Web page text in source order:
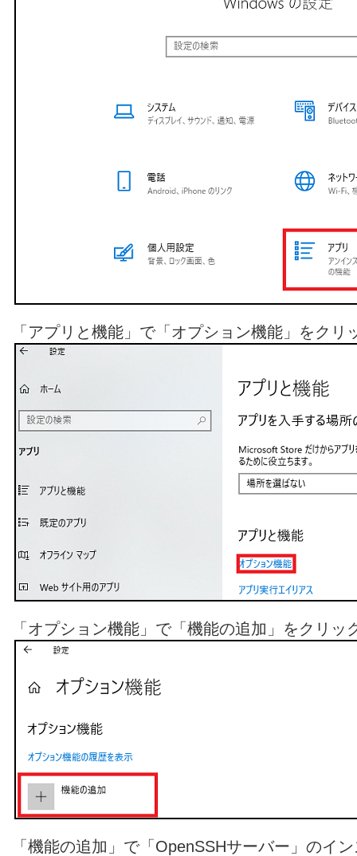
「アプリと機能」で「オプション機能」をクリ
「オプション機能」で「機能の追加」をクリッ
「機能の追加」で「OpenSSHサーバー」のイ